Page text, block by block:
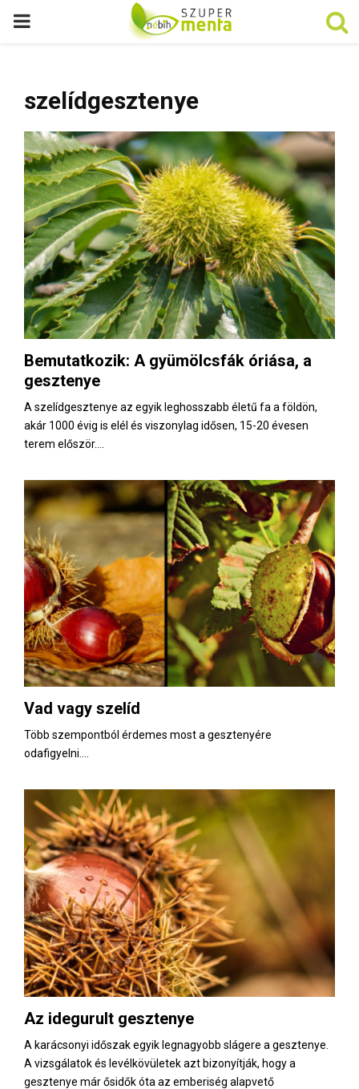
P
M
A
R
Y
M
N
U
szelídgesztenye
Bemutatkozik: A gyümölcsfák óriása, a
gesztenye
A szelídgesztenye az egyik leghosszabb életű fa a földön,
akár 1000 évig is elél és viszonylag idősen, 15-20 évesen
terem először....
Vad vagy szelíd
Több szempontból érdemes most a gesztenyére
odafigyelni....
Az idegurult gesztenye
A karácsonyi időszak egyik legnagyobb slágere a gesztenye.
A vizsgálatok és levélkövületek azt bizonyítják, hogy a
gesztenye már ősidők óta az emberiség alapvető